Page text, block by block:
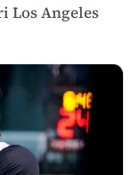
Los Angeles